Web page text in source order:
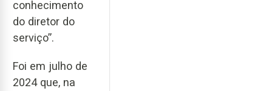
conhecimento
do diretor do
serviço”.
Foi em julho de
2024 que, na